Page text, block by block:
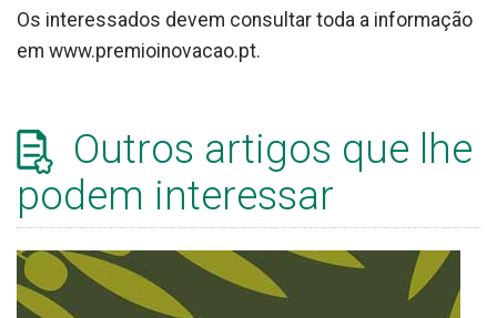
Os interessados devem consultar toda a informação
em www.premioinovacao.pt.
Outros artigos que lhe
podem interessar